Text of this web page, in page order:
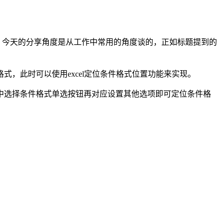
天的分享角度是从工作中常用的角度谈的，正如标题提到的
，此时可以使用excel定位条件格式位置功能来实现。
择条件格式单选按钮再对应设置其他选项即可定位条件格